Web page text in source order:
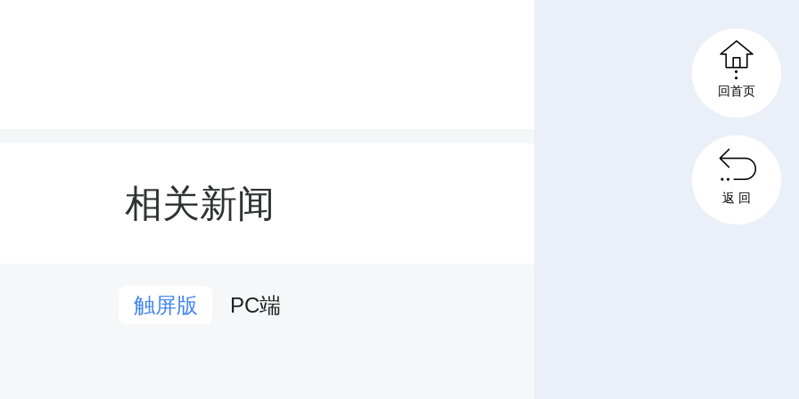
划出一道道优美的弧线。他们律
相关新闻
触屏版 PC端

回首页

返 回